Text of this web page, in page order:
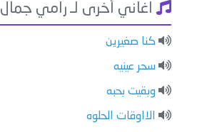
اغاني أخرى لـ رامي جمال
كنا صغيرين
سحر عينيه
وبقيت بحبه
الااوقات الحلوه